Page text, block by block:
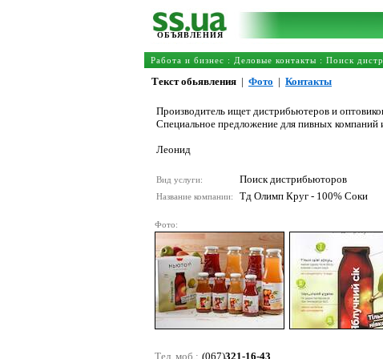
ОБЪЯВЛЕНИЯ
Работа и бизнес : Деловые контакты : Поиск
Текст обьявления | Фото | Контакты
Производитель ищет дистрибьютеров и
Специальное предложение для пивных компаний
Леонид
Вид услуги: Поиск дистрибьюторов
Название компании: Тд Олимп Круг - 100% Соки
Фото:
Тел. моб.: (067)321-16-43